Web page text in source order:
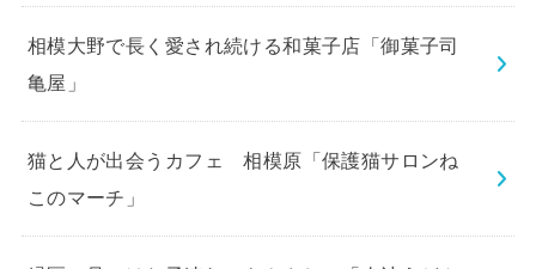
相模大野で長く愛され続ける和菓子店「御菓子司
亀屋」
猫と人が出会うカフェ 相模原「保護猫サロンね
このマーチ」